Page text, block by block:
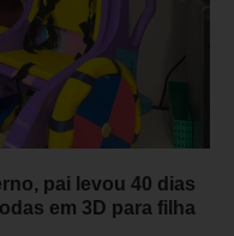
pai levou 40 dias
em 3D para filha